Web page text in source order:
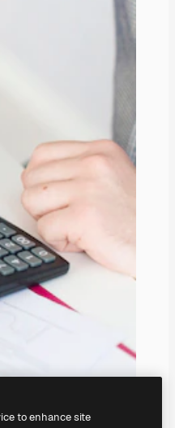
to enhance site